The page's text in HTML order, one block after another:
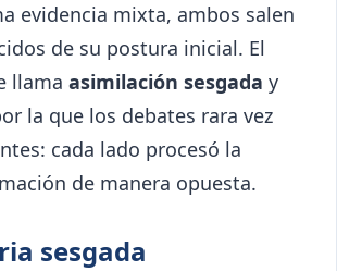
evidencia mixta, ambos salen
de su postura inicial. El
llama asimilación sesgada y
la que los debates rara vez
cada lado procesó la
de manera opuesta.
sesgada